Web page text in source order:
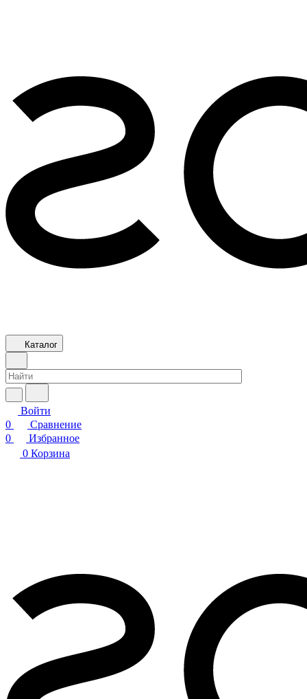
Каталог
Войти
0
Сравнение
0
Избранное
0 Корзина